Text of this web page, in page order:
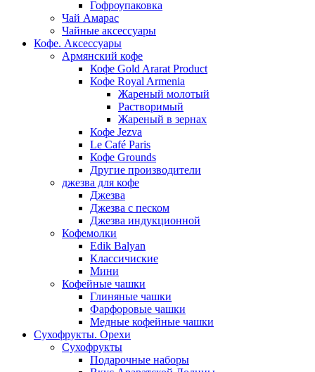
Гофроупаковка
Чай Амарас
Чайные аксессуары
Кофе. Аксессуары
Армянский кофе
Кофе Gold Ararat Product
Кофе Royal Armenia
Жареный молотый
Растворимый
Жареный в зернах
Кофе Jezva
Le Café Paris
Кофе Grounds
Другие производители
джезва для кофе
Джезва
Джезва с песком
Джезва индукционной
Кофемолки
Edik Balyan
Классичиские
Мини
Кофейные чашки
Глиняные чашки
Фарфоровые чашки
Медные кофейные чашки
Сухофрукты. Орехи
Сухофрукты
Подарочные наборы